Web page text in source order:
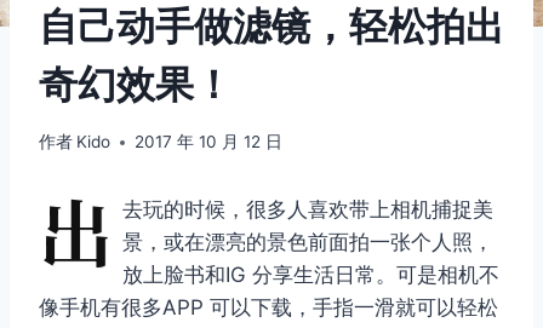
自己动手做滤镜，轻松拍出
奇幻效果！
作者 Kido 2017 年 10 月 12 日
出 去玩的时候，很多人喜欢带上相机捕捉美
景，或在漂亮的景色前面拍一张个人照，
放上脸书和IG 分享生活日常。可是相机不
像手机有很多APP 可以下载，手指一滑就可以轻松